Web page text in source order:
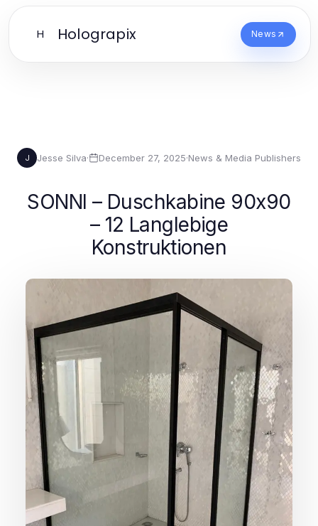
H Holograpix News
J Jesse Silva· December 27, 2025·News & Media Publishers
SONNI – Duschkabine 90x90
– 12 Langlebige
Konstruktionen